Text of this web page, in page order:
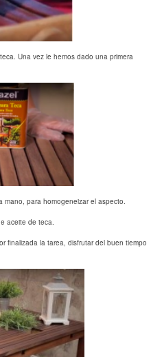
Una vez le hemos dado una primera
mano, para homogeneizar el aspecto.
aceite de teca.
finalizada la tarea, disfrutar del buen tiempo